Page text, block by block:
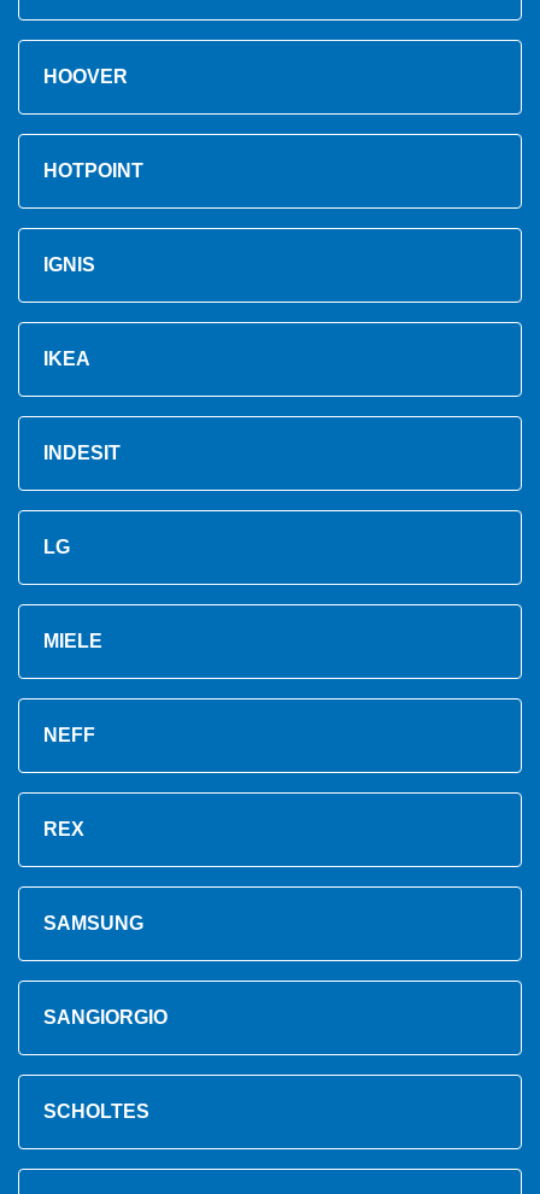
HOOVER
HOTPOINT
IGNIS
IKEA
INDESIT
LG
MIELE
NEFF
REX
SAMSUNG
SANGIORGIO
SCHOLTES